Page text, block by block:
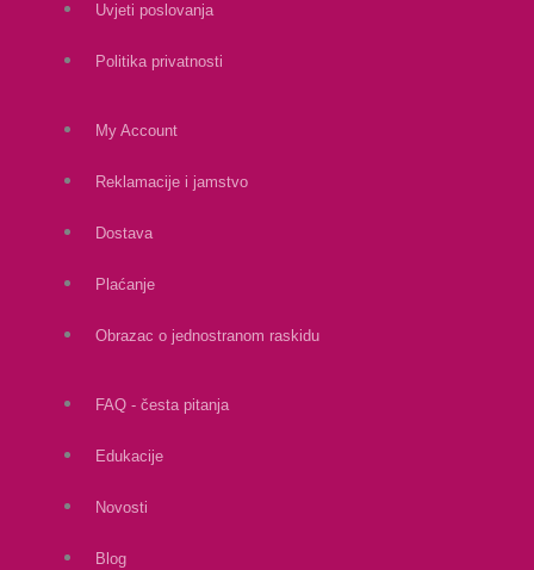
Uvjeti poslovanja
Politika privatnosti
My Account
Reklamacije i jamstvo
Dostava
Plaćanje
Obrazac o jednostranom raskidu
FAQ - česta pitanja
Edukacije
Novosti
Blog